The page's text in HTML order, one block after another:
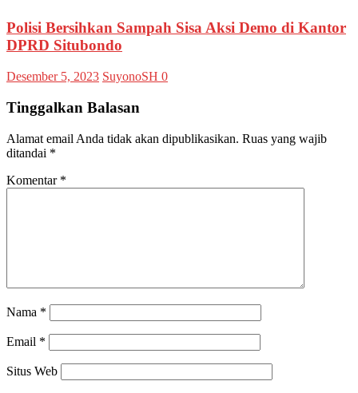
Polisi Bersihkan Sampah Sisa Aksi Demo di Kantor
DPRD Situbondo
Desember 5, 2023 SuyonoSH 0
Tinggalkan Balasan
Alamat email Anda tidak akan dipublikasikan. Ruas yang wajib
ditandai *
Komentar *
Nama *
Email *
Situs Web